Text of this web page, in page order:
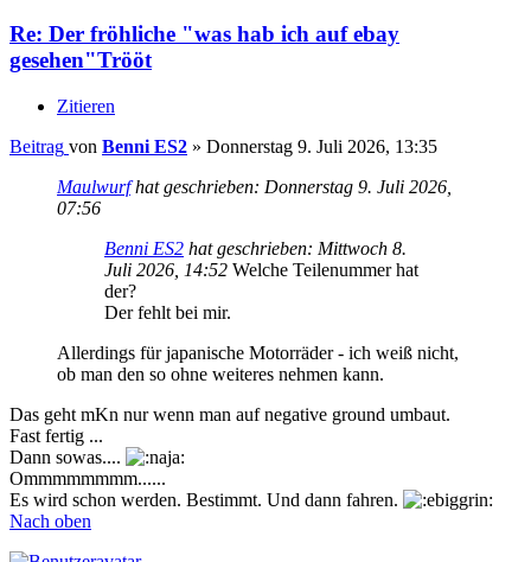
Re: Der fröhliche "was hab ich auf ebay
gesehen"Trööt
Zitieren
Beitrag von Benni ES2 » Donnerstag 9. Juli 2026, 13:35
Maulwurfhat geschrieben: Donnerstag 9. Juli 2026,
07:56
Benni ES2 hat geschrieben: Mittwoch 8.
Juli 2026, 14:52 Welche Teilenummer hat
der?
Der fehlt bei mir.
Allerdings für japanische Motorräder - ich weiß nicht,
ob man den so ohne weiteres nehmen kann.
Das geht mKn nur wenn man auf negative ground umbaut.
Fast fertig ...
Dann sowas....
Ommmmmmmm......
Es wird schon werden. Bestimmt. Und dann fahren.
Nach oben